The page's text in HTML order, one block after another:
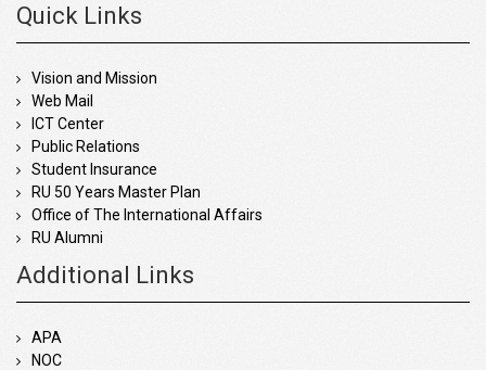
Quick Links
Vision and Mission
Web Mail
ICT Center
Public Relations
Student Insurance
RU 50 Years Master Plan
Office of The International Affairs
RU Alumni
Additional Links
APA
NOC